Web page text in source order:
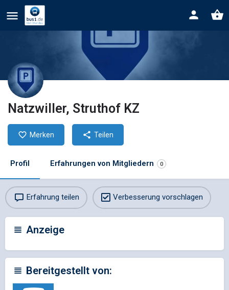
Natzwiller, Struthof KZ
Merken Teilen
Profil Erfahrungen von Mitgliedern 0
Erfahrung teilen Verbesserung vorschlagen
Anzeige
Bereitgestellt von: